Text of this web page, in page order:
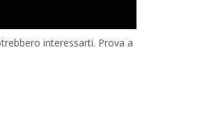
interessarti. Prova a